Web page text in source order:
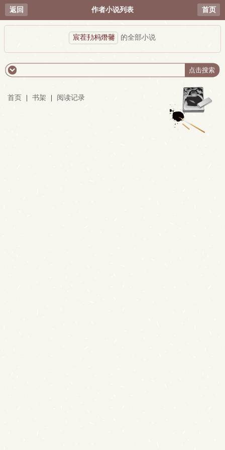
返回 作者小说列表 首页
宸茬劧杩熸毊 的全部小说
首页 书架 阅读记录